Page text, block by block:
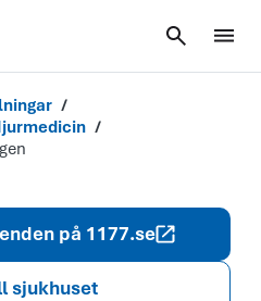
Dialys- och
på 1177.se
sjukhuset